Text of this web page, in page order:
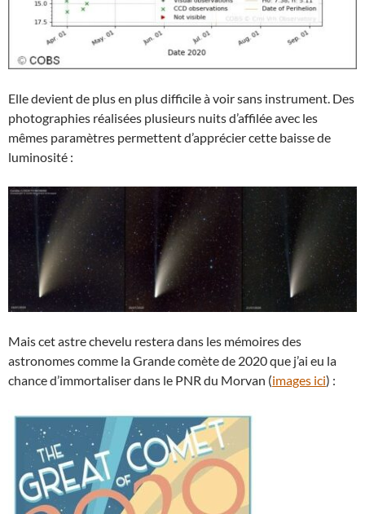
Elle devient de plus en plus difficile à voir sans instrument. Des
photographies réalisées plusieurs nuits d’affilée avec les
mêmes paramètres permettent d’apprécier cette baisse de
luminosité :
Mais cet astre chevelu restera dans les mémoires des
astronomes comme la Grande comète de 2020 que j’ai eu la
chance d’immortaliser dans le PNR du Morvan (images ici) :